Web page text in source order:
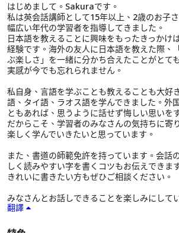
はじめまして。Sakuraです。
私は英会話講師として15年以上、2歳のお子
幅広い年代の学習者を指導してきました。
日本語を教えることに興味をもったきっかけ
経験です。海外の友人に日本語を教えた際、
ぶ楽しさ」を一緒に分かち合えたことがとて
実感が今でも忘れられません。
私自身、言語を学ぶことも教えることも大好
語、タイ語、ラオス語を学んできました。外
ともあれば、思うように話せず悔しい思いを
だからこそ、学習者のみなさんの気持ちに寄
楽しく学んでいきたいと思っています。
また、書道の師範免許を持っています。会話
しく読みやすい字を書くコツもお伝えできま
きれいに書きたい方もぜひご相談ください。
みなさんとお話しできることを楽しみにして
翻譯